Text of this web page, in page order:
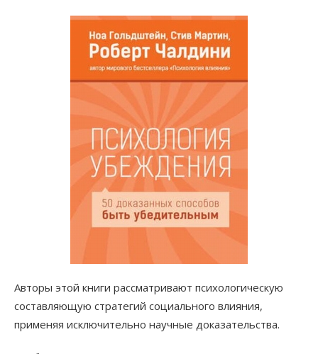
Авторы этой книги рассматривают психологическую
составляющую стратегий социального влияния,
применяя исключительно научные доказательства.